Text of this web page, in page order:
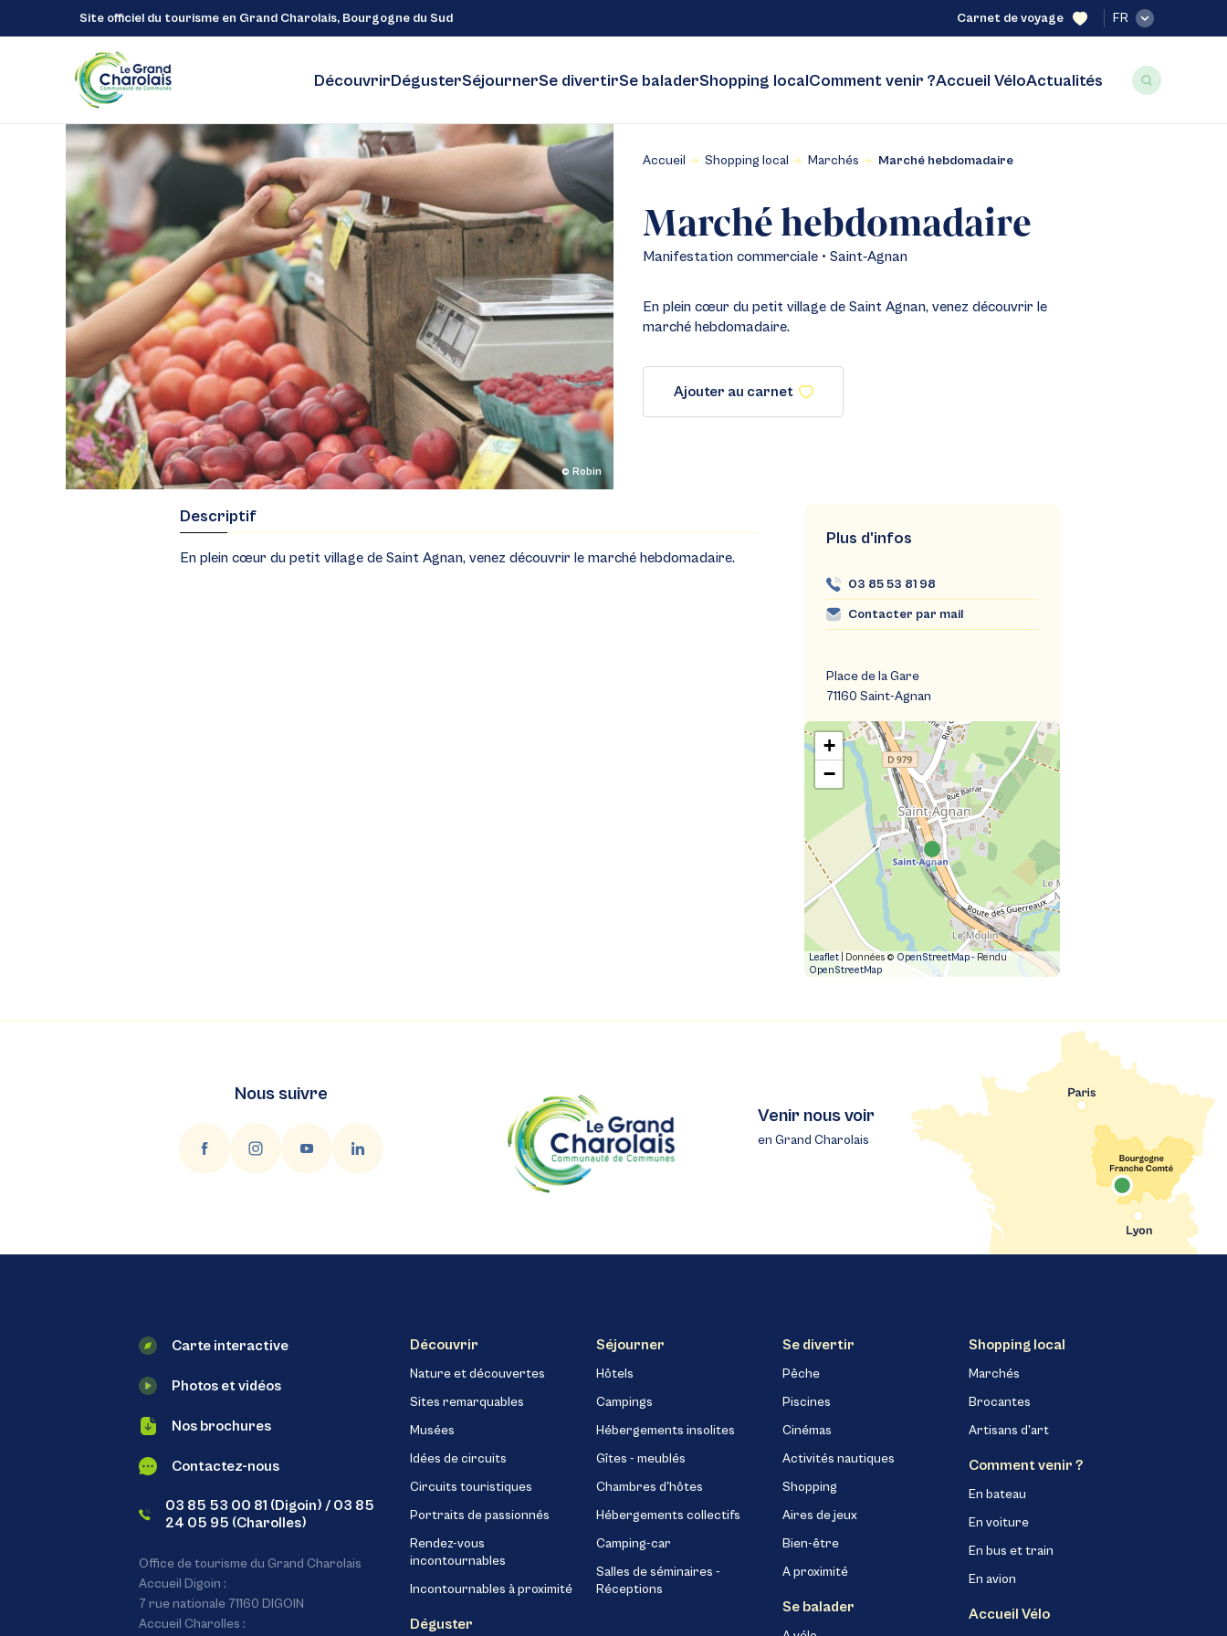
Site officiel du tourisme en Grand Charolais, Bourgogne du Sud Carnet de voyage FR
DécouvrirDégusterSéjournerSe divertirSe baladerShopping localComment venir ?Accueil VéloActualités
© Robin
Accueil Shopping local Marchés Marché hebdomadaire
Marché hebdomadaire
Manifestation commerciale • Saint-Agnan
En plein cœur du petit village de Saint Agnan, venez découvrir le
marché hebdomadaire.
Ajouter au carnet
Descriptif
En plein cœur du petit village de Saint Agnan, venez découvrir le marché hebdomadaire.
Plus d'infos
03 85 53 81 98
Contacter par mail
Place de la Gare
71160 Saint-Agnan
+
−
Leaflet | Données ©OpenStreetMap- Rendu
OpenStreetMap
Nous suivre
Venir nous voir
en Grand Charolais
Carte interactive
Photos et vidéos
Nos brochures
Contactez-nous
03 85 53 00 81 (Digoin) / 03 85
24 05 95 (Charolles)
Office de tourisme du Grand Charolais
Accueil Digoin :
7 rue nationale 71160 DIGOIN
Accueil Charolles :
Découvrir
Nature et découvertes
Sites remarquables
Musées
Idées de circuits
Circuits touristiques
Portraits de passionnés
Rendez-vous
incontournables
Incontournables à proximité
Déguster
Séjourner
Hôtels
Campings
Hébergements insolites
Gîtes - meublés
Chambres d'hôtes
Hébergements collectifs
Camping-car
Salles de séminaires -
Réceptions
Se divertir
Pêche
Piscines
Cinémas
Activités nautiques
Shopping
Aires de jeux
Bien-être
A proximité
Se balader
Shopping local
Marchés
Brocantes
Artisans d'art
Comment venir ?
En bateau
En voiture
En bus et train
En avion
Accueil Vélo